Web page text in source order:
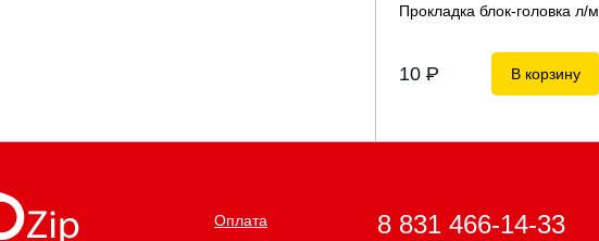
Прокладка блок-головка л/м
10 P В корзину
Оплата
8 831 466-14-33